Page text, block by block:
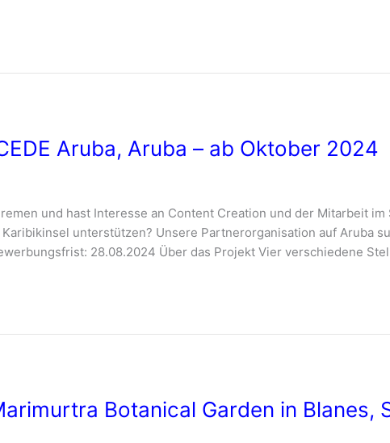
Aruba, Aruba – ab Oktober 2024
und hast Interesse an Content Creation und der Mitarbeit im
unterstützen? Unsere Partnerorganisation auf Aruba
28.08.2024 Über das Projekt Vier verschiedene
Botanical Garden in Blanes,